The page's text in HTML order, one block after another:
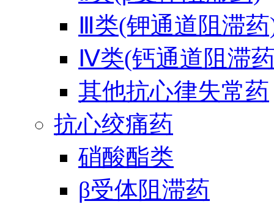
Ⅲ类(钾通道阻滞
Ⅳ类(钙通道阻滞
其他抗心律失常药
抗心绞痛药
硝酸酯类
β受体阻滞药